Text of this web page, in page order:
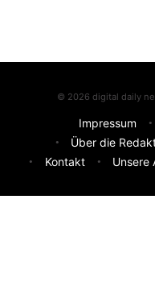
© 2026 digital daily
Impressum
Über die
Kontakt
Unsere